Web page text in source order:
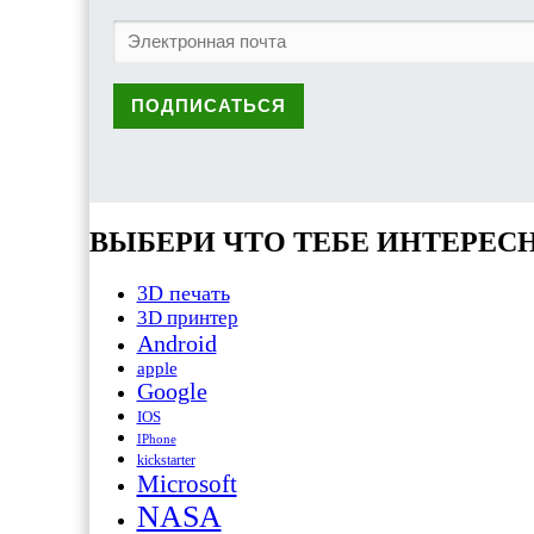
ВЫБЕРИ ЧТО ТЕБЕ
3D печать
3D принтер
Android
apple
Google
IOS
IPhone
kickstarter
Microsoft
NASA